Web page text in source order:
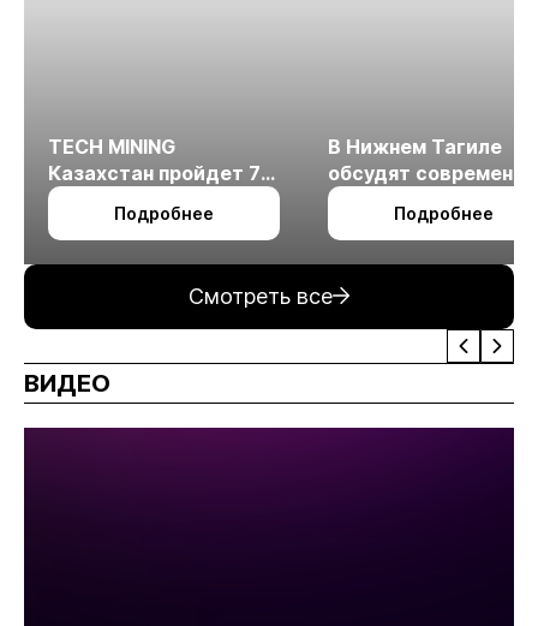
TECH MINING
Казахстан пройдет 7
октября в Алматы
Подробнее
В Нижнем Тагиле
обсудят
технологии
измельчения
Подробнее
Смотреть все
ВИДЕО